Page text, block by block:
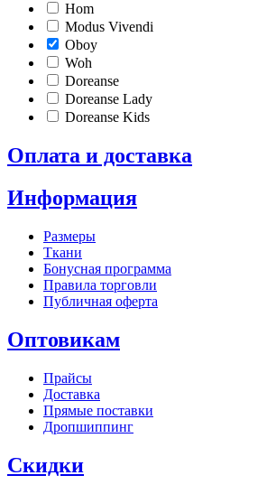
Hom
Modus Vivendi
Oboy
Woh
Doreanse
Doreanse Lady
Doreanse Kids
Оплата и доставка
Информация
Размеры
Ткани
Бонусная программа
Правила торговли
Публичная оферта
Оптовикам
Прайсы
Доставка
Прямые поставки
Дропшиппинг
Скидки